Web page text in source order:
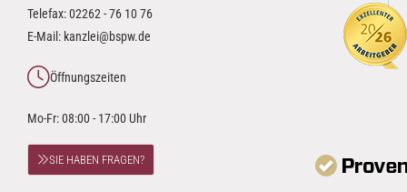
Telefax: 02262 - 76 10 76
E-Mail: kanzlei@bspw.de
Öffnungszeiten
Mo-Fr: 08:00 - 17:00 Uhr
SIE HABEN FRAGEN?